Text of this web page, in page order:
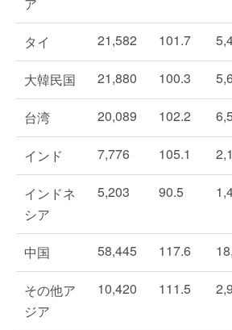
タイ 21,582 101.7
大韓民国 21,880 100.3
台湾 20,089 102.2
インド 7,776 105.1
インドネ
シア
5,203 90.5
中国 58,445 117.6
その他ア
ジア
10,420 111.5